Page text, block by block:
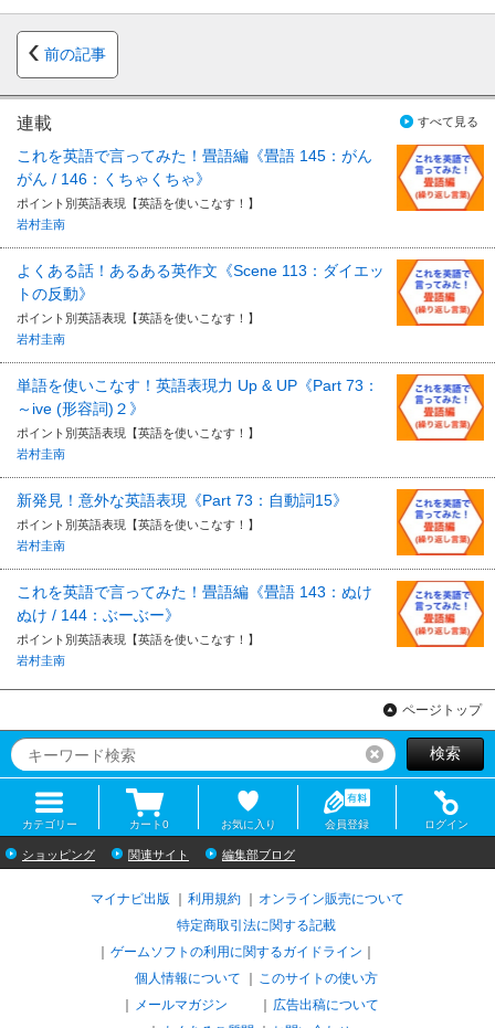
前の記事
連載 すべて見る
これを英語で言ってみた！畳語編《畳語 145：がん
がん / 146：くちゃくちゃ》
ポイント別英語表現【英語を使いこなす！】
岩村圭南
よくある話！あるある英作文《Scene 113：ダイエッ
トの反動》
ポイント別英語表現【英語を使いこなす！】
岩村圭南
単語を使いこなす！英語表現力 Up & UP《Part 73：
～ive (形容詞)２》
ポイント別英語表現【英語を使いこなす！】
岩村圭南
新発見！意外な英語表現《Part 73：自動詞15》
ポイント別英語表現【英語を使いこなす！】
岩村圭南
これを英語で言ってみた！畳語編《畳語 143：ぬけ
ぬけ / 144：ぶーぶー》
ポイント別英語表現【英語を使いこなす！】
岩村圭南
ページトップ
リセット検索
カテゴリー カート0 お気に入り 会員登録 ログイン
ショッピング 関連サイト 編集部ブログ
マイナビ出版 利用規約
オンライン販売について
特定商取引法に関する記載
ゲームソフトの利用に関するガイドライン
個人情報について
このサイトの使い方
メールマガジン
広告出稿について